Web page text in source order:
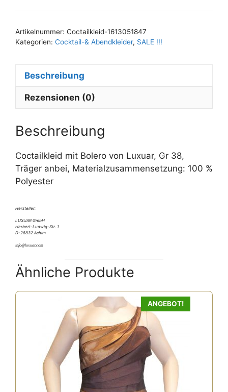
l
e
t
e
Artikelnummer: Coctailkleid-1613051847
Kategorien: Cocktail-& Abendkleider, SALE !!!
Beschreibung
Rezensionen (0)
Beschreibung
Coctailkleid mit Bolero von Luxuar, Gr 38,
Träger anbei, Materialzusammensetzung: 100 %
Polyester
Hersteller:
LUXUAR GmbH
Herbert-Ludwig-Str. 1
D-28832 Achim
info@luxuar.com
Ähnliche Produkte
ANGEBOT!